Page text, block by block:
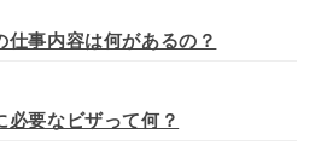
仕事内容は何があるの？
必要なビザって何？